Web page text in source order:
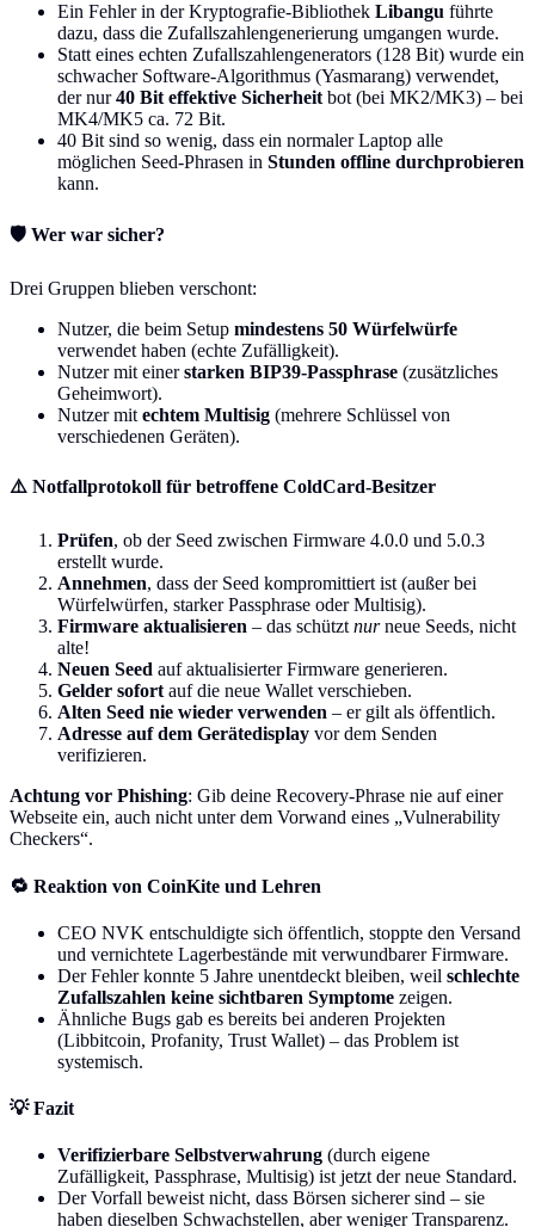
Ein Fehler in der Kryptografie-Bibliothek Libangu führte
dazu, dass die Zufallszahlengenerierung umgangen wurde.
Statt eines echten Zufallszahlengenerators (128 Bit) wurde ein
schwacher Software-Algorithmus (Yasmarang) verwendet,
der nur40 Bit effektive Sicherheit bot (bei MK2/MK3) – bei
MK4/MK5 ca. 72 Bit.
40 Bit sind so wenig, dass ein normaler Laptop alle
möglichen Seed-Phrasen in Stunden offline durchprobieren
kann.
🛡️ Wer war sicher?
Drei Gruppen blieben verschont:
Nutzer, die beim Setup mindestens 50 Würfelwürfe
verwendet haben (echte Zufälligkeit).
Nutzer mit einerstarken BIP39-Passphrase (zusätzliches
Geheimwort).
Nutzer mit echtem Multisig (mehrere Schlüssel von
verschiedenen Geräten).
⚠️ Notfallprotokoll für betroffene ColdCard-Besitzer
Prüfen, ob der Seed zwischen Firmware 4.0.0 und 5.0.3
erstellt wurde.
Annehmen, dass der Seed kompromittiert ist (außer bei
Würfelwürfen, starker Passphrase oder Multisig).
Firmware aktualisieren – das schütztnurneue Seeds, nicht
alte!
Neuen Seed auf aktualisierter Firmware generieren.
Gelder sofortauf die neue Wallet verschieben.
Alten Seed nie wieder verwenden – er gilt als öffentlich.
Adresse auf dem Gerätedisplay vor dem Senden
verifizieren.
Achtung vor Phishing: Gib deine Recovery-Phrase nie auf einer
Webseite ein, auch nicht unter dem Vorwand eines „Vulnerability
Checkers“.
🔁 Reaktion von CoinKite und Lehren
CEO NVK entschuldigte sich öffentlich, stoppte den Versand
und vernichtete Lagerbestände mit verwundbarer Firmware.
Der Fehler konnte 5 Jahre unentdeckt bleiben, weil schlechte
Zufallszahlen keine sichtbaren Symptome zeigen.
Ähnliche Bugs gab es bereits bei anderen Projekten
(Libbitcoin, Profanity, Trust Wallet) – das Problem ist
systemisch.
💡 Fazit
Verifizierbare Selbstverwahrung (durch eigene
Zufälligkeit, Passphrase, Multisig) ist jetzt der neue Standard.
Der Vorfall beweist nicht, dass Börsen sicherer sind – sie
haben dieselben Schwachstellen, aber weniger Transparenz.